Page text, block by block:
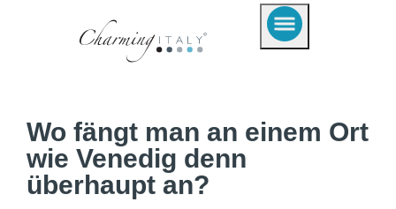
Wo fängt man an einem Ort
wie Venedig denn
überhaupt an?